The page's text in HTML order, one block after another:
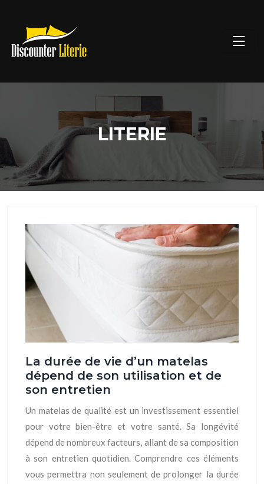
LITERIE
La durée de vie d’un matelas
dépend de son utilisation et de
son entretien
Un matelas de qualité est un investissement essentiel
pour votre bien-être et votre santé. Sa longévité
dépend de nombreux facteurs, allant de sa composition
à son entretien quotidien. Comprendre ces éléments
vous permettra non seulement de prolonger la durée